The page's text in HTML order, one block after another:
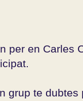
per en Carles
grup te